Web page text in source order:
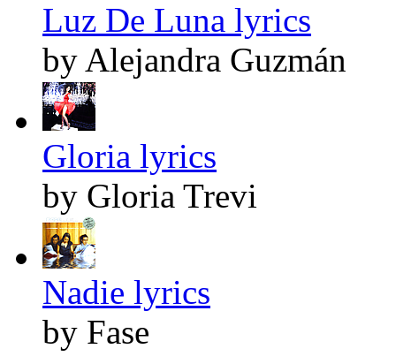
Luz De Luna lyrics
by Alejandra Guzmán
Gloria lyrics
by Gloria Trevi
Nadie lyrics
by Fase